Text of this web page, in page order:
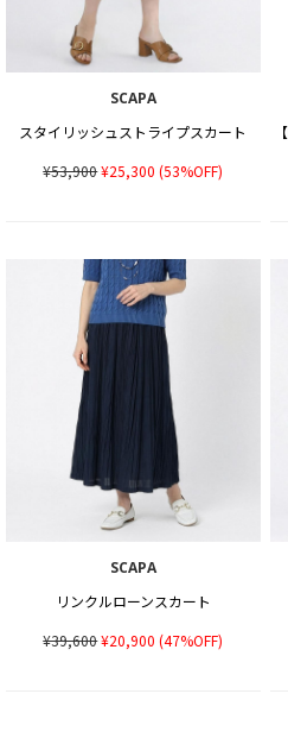
SCAPA
スタイリッシュストライプスカート
¥53,900¥25,300 (53%OFF)
SCAPA
リンクルローンスカート
¥39,600¥20,900 (47%OFF)